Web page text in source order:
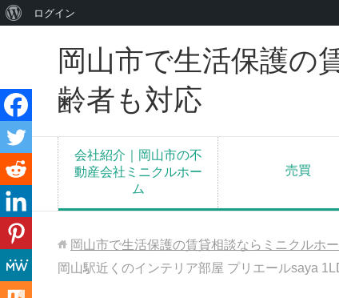
岡山市で生活保護の
齢者も対応
会社紹介｜岡山市の不
動産会社ミニクルホー
ム
売買
岡山市で生活保護の賃貸相談ならミニクルホ
岡山駅近くのインテリア部屋 プリエールsaya
WordPress
い
て
ログイン